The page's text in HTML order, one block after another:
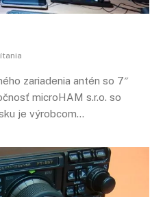
zariadenia antén so 7″
microHAM s.r.o. so
je výrobcom…